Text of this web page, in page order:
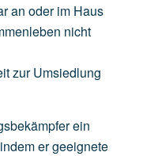
an oder im Haus
nicht
zur Umsiedlung
ein
er geeignete